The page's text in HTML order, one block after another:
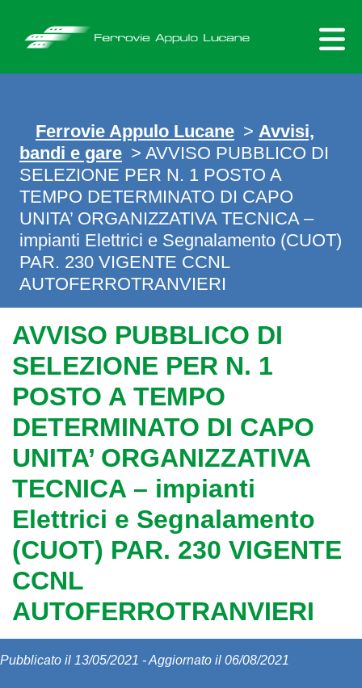
content
Ferrovie Appulo Lucane > Avvisi,
bandi e gare > AVVISO PUBBLICO DI
SELEZIONE PER N. 1 POSTO A
TEMPO DETERMINATO DI CAPO
UNITA’ ORGANIZZATIVA TECNICA –
impianti Elettrici e Segnalamento (CUOT)
PAR. 230 VIGENTE CCNL
AUTOFERROTRANVIERI
AVVISO PUBBLICO DI
SELEZIONE PER N. 1
POSTO A TEMPO
DETERMINATO DI CAPO
UNITA’ ORGANIZZATIVA
TECNICA – impianti
Elettrici e Segnalamento
(CUOT) PAR. 230 VIGENTE
CCNL
AUTOFERROTRANVIERI
Pubblicato il 13/05/2021 - Aggiornato il 06/08/2021